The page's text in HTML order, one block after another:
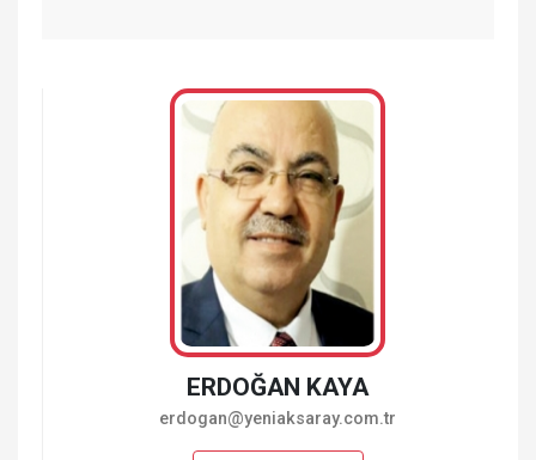
ERDOĞAN KAYA
erdogan@yeniaksaray.com.tr